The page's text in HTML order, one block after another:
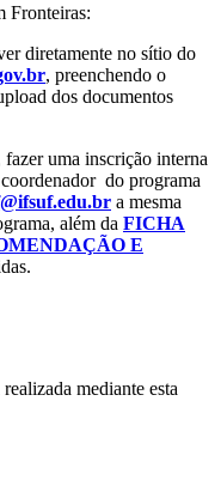
Fronteiras:
diretamente no sítio do
, preenchendo o
dos documentos
uma inscrição interna
do programa
a mesma
além da FICHA
E
mediante esta